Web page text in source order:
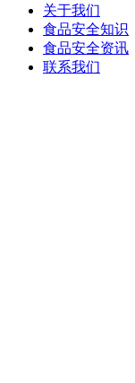
关于我们
食品安全知识
食品安全资讯
联系我们